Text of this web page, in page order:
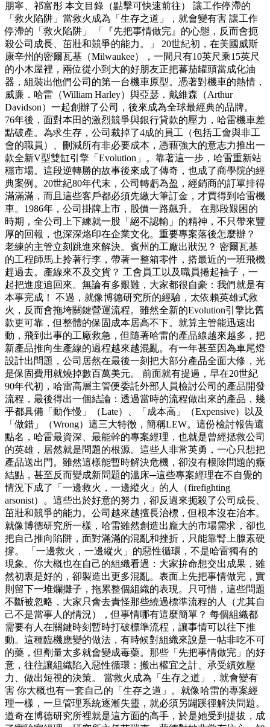
朋寧、祁富彤 本文目錄（點擊可快速前往） 讓工作停滯的
「救火陷阱」當救火成為「生存之道」，就會變有害 讓工作
停滯的「救火陷阱」 「『先把事情做完』的心態，反而會扼
殺公司成長、茁壯和競爭的能力。」 20世紀初，在美國威斯
康辛州的密爾瓦基（Milwaukee），一間只有10英尺乘15英尺
的小木屋裡，兩位從小到大的好朋友正把蕃茄罐頭當成化油
器，組裝出他們公司的第一台機車原型。憑著對機車的熱情，
威廉．哈雷（William Harley）與亞瑟．戴維森（Arthur
Davidson）一起創辦了公司，後來成為全球最經典的品牌。
76年後，面對本田的激烈競爭與銀行貸款的壓力，哈雷機車差
點破產。為求生存，公司裁掉了4成的員工（包括工會與非工
會的職員）、刪減所有非必要成本，憑藉強大的意志力推出一
款全新V型雙缸引擎「Evolution」。靠著這一步，哈雷重新站
穩市場。這段逆轉勝的故事後來成了傳奇，也成了商學院的經
典案例。20世紀80年代末，公司轉虧為盈，經銷商的訂單排得
滿滿滿，而且這些客戶都必須先繳大筆訂金，才買得到哈雷機
車。1986年，公司掛牌上市，股價一路飆升。 在那段艱困的
時期，全公司上下練就一股「絕不認輸」的精神，不只帶來豐
厚的回報，也深深烙印在企業文化。重要專案落後怎麼辦？
老練的主管立刻跳進來解決。賓州的工廠出狀況？ 密爾瓦基
的工程師馬上拎著行李，帶著一整箱零件，搭最近的一班飛機
趕過去。產線來不及交貨？ 工會員工以及職員捲起袖子，一
起把進度追回來。無論有多艱難，大家都很自豪：我們就是有
本事完成！ 不過，就像博德研究所的經驗，太依賴英雄式救
火，反而會拖垮關鍵營運流程。雖然全新的Evolution引擎比舊
款更可靠，但整體的保固成本居高不下。就算主管能迅速出
動，飛到出事的工廠救急，但隨著哈雷的產品線越來越多，把
新產品推向生產線的過程越來越混亂。有一年甚至因為車尾燈
設計出問題，公司居然在最後一刻把大部分產品全面大修，光
是保固費用就燒掉數百萬美元。 前面就有提過，早在20世紀
90年代初，哈雷高層主管便委託外部人員檢討公司的產品開發
流程，最後得出一個結論：透過當時的流程做出來的產品，幾
乎都具備「動作慢」（Late）、「成本高」（Expensive）以及
「做錯」（Wrong）這三大特徵，簡稱LEW。這份檢討報告還
點名，哈雷最資深、最能幹的專案經理，也就是曾經拯救公司
的英雄，居然就是問題的根源。這些人非常英勇，一心只想把
產品送出門。雖然這樣能暫時解決危機，卻沒有根除問題的癥
結點，甚至反而變成新問題的溫床─這些專案經理在不自覺的
情況下成了「一邊救火，一邊縱火」的人（firefighting
arsonist）。這些出於好意的努力，卻反過來扼殺了公司成長、
茁壯和競爭的能力。公司越來越擅長治標，但根本沒在治本。
就像博德研究所一樣，哈雷雖然創造出龐大的市場需求，卻也
把自己推向陷阱，面對滿滿的混亂和挫折，只能靠腎上腺素硬
撐。 「一邊救火，一邊縱火」的惡性循環，不是哈雷獨有的
現象。你大概也在自己的組織看過：大家拚命想交出成果，雖
然初衷是好的，卻製造出更多混亂。表面上先把事情做完，實
則留下一堆爛攤子，拖累整個組織的表現。只可惜，這些問題
不斷被忽略，大家只會去責怪那些繞過標準流程的人（尤其自
己不是當事人的情況），但事情哪有這麼簡單？ 每個組織都
需要有人在關鍵時刻暫時打破標準流程，讓事情可以往下推
動。這種臨機應變的做法，有時候對組織來說是一帖非吃不可
的藥，但劑量太多就會變成毒藥。那些「先把事情做完」的好
意，往往讓組織陷入惡性循環：搬出權宜之計、承受績效壓
力、做出短視的決策。 當救火成為「生存之道」，就會變有
害 你大概也有一套自己的「生存之道」。就像哈雷的專案經
理一樣，一旦管理系統逐漸失靈，就必須另闢蹊徑解決問題。
道奇在博德研究所裡就是這方面的高手，於是她受到提拔，成